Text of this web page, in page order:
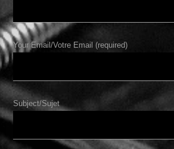
Your Email/Votre Email (required)
Subject/Sujet